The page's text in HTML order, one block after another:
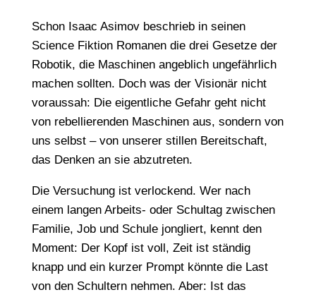
Schon Isaac Asimov beschrieb in seinen
Science Fiktion Romanen die drei Gesetze der
Robotik, die Maschinen angeblich ungefährlich
machen sollten. Doch was der Visionär nicht
voraussah: Die eigentliche Gefahr geht nicht
von rebellierenden Maschinen aus, sondern von
uns selbst – von unserer stillen Bereitschaft,
das Denken an sie abzutreten.
Die Versuchung ist verlockend. Wer nach
einem langen Arbeits- oder Schultag zwischen
Familie, Job und Schule jongliert, kennt den
Moment: Der Kopf ist voll, Zeit ist ständig
knapp und ein kurzer Prompt könnte die Last
von den Schultern nehmen. Aber: Ist das